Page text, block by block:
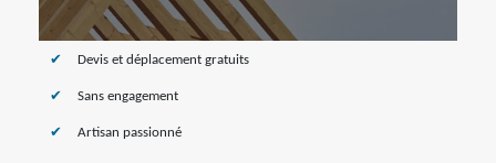
Devis et déplacement gratuits
Sans engagement
Artisan passionné